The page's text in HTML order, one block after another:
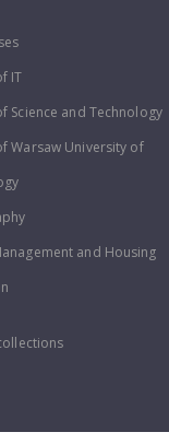
IT
Science and Technology
Warsaw University of
and Housing